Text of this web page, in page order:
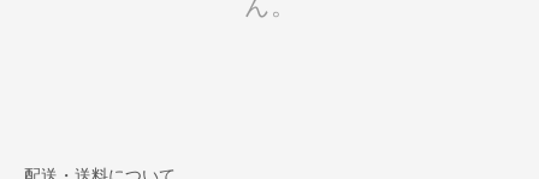
配送・送料について